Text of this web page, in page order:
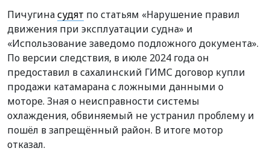
Пичугинасудят по статьям «Нарушение правил
движения при эксплуатации судна» и
«Использование заведомо подложного документа».
По версии следствия, в июле 2024 года он
предоставил в сахалинский ГИМС договор купли
продажи катамарана с ложными данными о
моторе. Зная о неисправности системы
охлаждения, обвиняемый не устранил проблему и
пошёл в запрещённый район. В итоге мотор
отказал.